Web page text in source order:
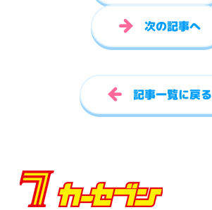
次の記事へ
記事一覧に戻る